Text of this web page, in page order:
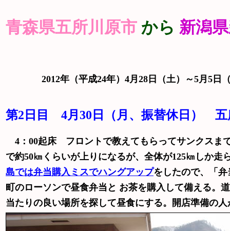
青森県五所川原市 から 新潟
2012年（平成24年）4月28日（土）～5月5日
第2日目 4月30日（月、振替休日） 五
4：00起床 フロントで教えてもらってサンクスま
で約50㎞くらいが上りになるが、全体が125㎞しか
島では弁当購入ミスでハングアップをしたので、「
町のローソンで昼食弁当と お茶を購入して備える。
当たりの良い場所を探して昼食にする。開店準備の